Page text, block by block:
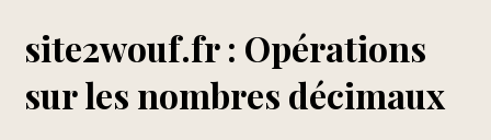
site2wouf.fr : Opérations
sur les nombres décimaux